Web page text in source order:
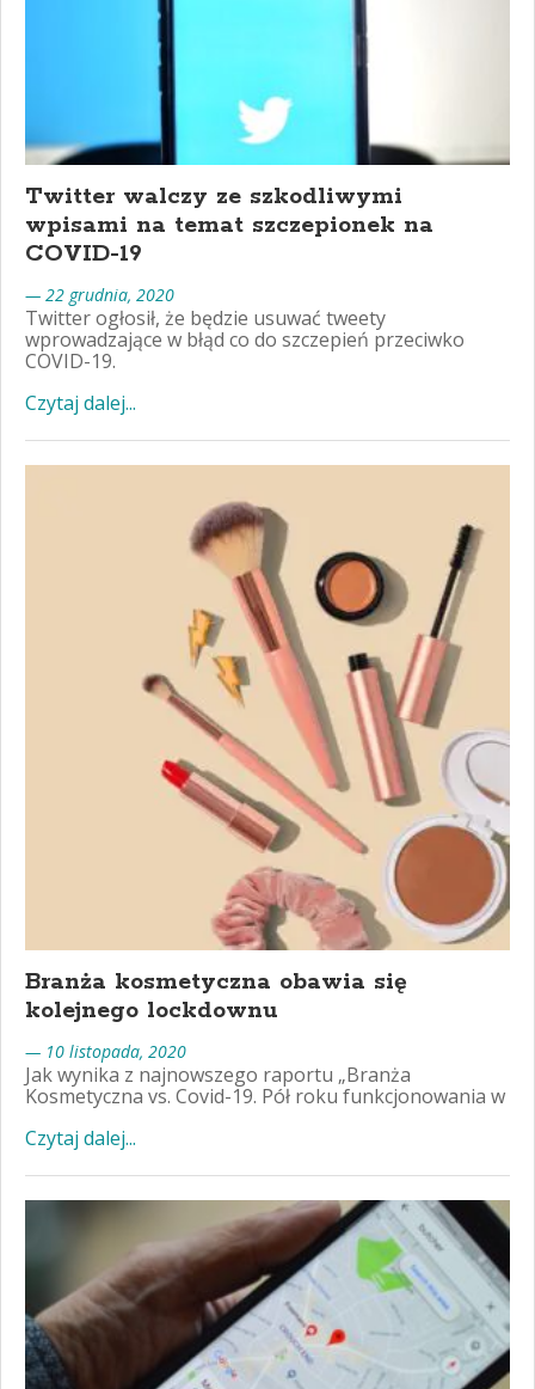
Twitter walczy ze szkodliwymi
wpisami na temat szczepionek na
COVID-19
— 22 grudnia, 2020
Twitter ogłosił, że będzie usuwać tweety
wprowadzające w błąd co do szczepień przeciwko
COVID-19.
Czytaj dalej...
Branża kosmetyczna obawia się
kolejnego lockdownu
— 10 listopada, 2020
Jak wynika z najnowszego raportu „Branża
Kosmetyczna vs. Covid-19. Pół roku funkcjonowania w
Czytaj dalej...